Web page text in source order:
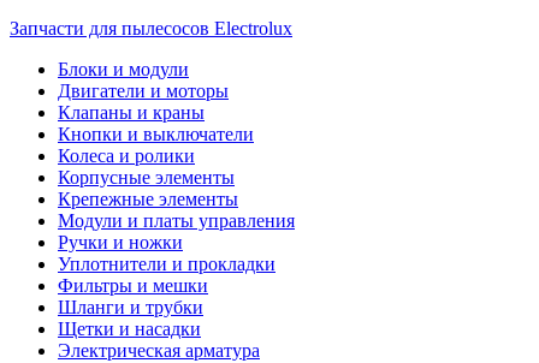
Запчасти для пылесосов Electrolux
Блоки и модули
Двигатели и моторы
Клапаны и краны
Кнопки и выключатели
Колеса и ролики
Корпусные элементы
Крепежные элементы
Модули и платы управления
Ручки и ножки
Уплотнители и прокладки
Фильтры и мешки
Шланги и трубки
Щетки и насадки
Электрическая арматура